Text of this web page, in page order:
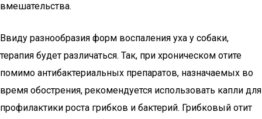
вмешательства.
Ввиду разнообразия форм воспаления уха у собаки,
терапия будет различаться. Так, при хроническом отите
помимо антибактериальных препаратов, назначаемых во
время обострения, рекомендуется использовать капли для
профилактики роста грибков и бактерий. Грибковый отит